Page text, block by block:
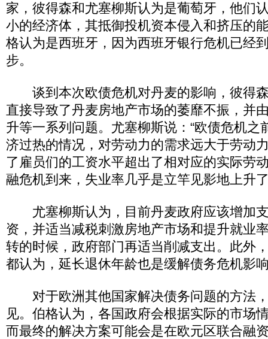
家，彼得森和尤塞柳斯认为是葡萄牙，他们
小的经济体，其抵御投机资本侵入和挤压的
格认为是西班牙，因为西班牙银行危机已经
步。
谈到本次欧债危机对丹麦的影响，彼得
直接导致了丹麦房地产市场的萎靡不振，并
升等一系列问题。尤塞柳斯说：“欧债危机之
济过热的情况，对劳动力的需求远大于劳动
了雇员们的工资水平超出了相对应的实际劳
融危机到来，失业率几乎是立竿见影地上升
尤塞柳斯认为，目前丹麦政府应该增加
资，并适当减税刺激房地产市场和提升就业
转的时候，政府部门再适当削减支出。此外
都认为，延长退休年龄也是缓解债务危机影
对于欧洲其他国家解决债务问题的方法
见。伯格认为，各国政府会根据实际的市场
而最终的解决方案可能会是在欧元区联合融